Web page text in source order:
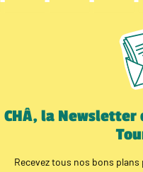
CHÂ, la Newsletter
Recevez tous nos bons